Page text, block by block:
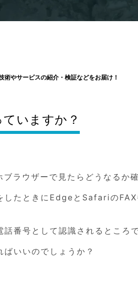
術やサービスの紹介・検証などをお届け！
いますか？
ラウザーで見たらどうなるか
したときにEdgeとSafariの
番号として認識されるところで
いいのでしょうか？